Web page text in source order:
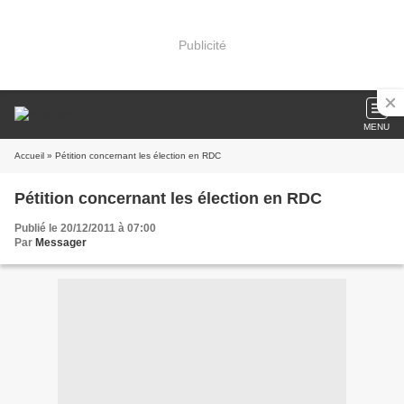
Publicité
MENU
Accueil » Pétition concernant les élection en RDC
Pétition concernant les élection en RDC
Publié le 20/12/2011 à 07:00
Par Messager